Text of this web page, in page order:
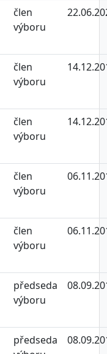
člen
výboru
člen
výboru
člen
výboru
člen
výboru
člen
výboru
předseda
výboru
předseda